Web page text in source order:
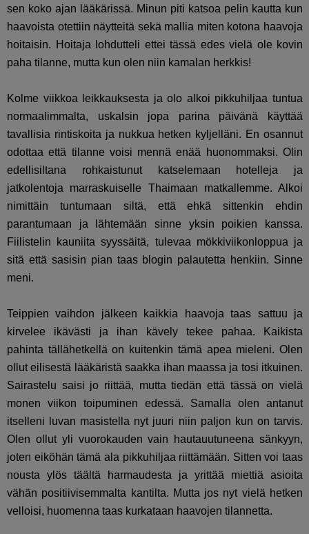
sen koko ajan lääkärissä. Minun piti katsoa pelin kautta kun
haavoista otettiin näytteitä sekä mallia miten kotona haavoja
hoitaisin. Hoitaja lohdutteli ettei tässä edes vielä ole kovin
paha tilanne, mutta kun olen niin kamalan herkkis!
Kolme viikkoa leikkauksesta ja olo alkoi pikkuhiljaa tuntua
normaalimmalta, uskalsin jopa parina päivänä käyttää
tavallisia rintiskoita ja nukkua hetken kyljelläni. En osannut
odottaa että tilanne voisi mennä enää huonommaksi. Olin
edellisiltana rohkaistunut katselemaan hotelleja ja
jatkolentoja marraskuiselle Thaimaan matkallemme. Alkoi
nimittäin tuntumaan siltä, että ehkä sittenkin ehdin
parantumaan ja lähtemään sinne yksin poikien kanssa.
Fiilistelin kauniita syyssäitä, tulevaa mökkiviikonloppua ja
sitä että sasisin pian taas blogin palautetta henkiin. Sinne
meni.
Teippien vaihdon jälkeen kaikkia haavoja taas sattuu ja
kirvelee ikävästi ja ihan kävely tekee pahaa. Kaikista
pahinta tällähetkellä on kuitenkin tämä apea mieleni. Olen
ollut eilisestä lääkäristä saakka ihan maassa ja tosi itkuinen.
Sairastelu saisi jo riittää, mutta tiedän että tässä on vielä
monen viikon toipuminen edessä. Samalla olen antanut
itselleni luvan masistella nyt juuri niin paljon kun on tarvis.
Olen ollut yli vuorokauden vain hautauutuneena sänkyyn,
joten eiköhän tämä ala pikkuhiljaa riittämään. Sitten voi taas
nousta ylös täältä harmaudesta ja yrittää miettiä asioita
vähän positiivisemmalta kantilta. Mutta jos nyt vielä hetken
velloisi, huomenna taas kurkataan haavojen tilannetta.